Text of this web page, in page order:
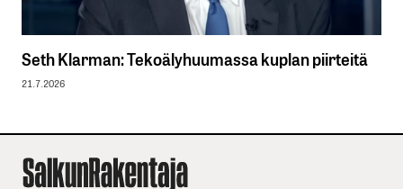
Seth Klarman: Tekoälyhuumassa kuplan piirteitä
21.7.2026